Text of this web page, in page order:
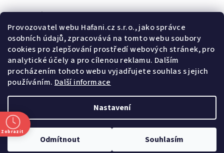
Provozovatel webu Hafani.cz s.r.o., jako správce
osobních údajů, zpracovává na tomto webu soubory
cookies pro zlepšování prostředí webových stránek, pro
analytické účely a pro cílenou reklamu. Dalším
procházením tohoto webu vyjadřujete souhlas s jejich
používáním. Další informace
Nastavení
Odmítnout Souhlasím
Odebírat newsletter
E-mail
Potvrzuji souhlas svšeobecnými obchodními podmínkami a
spodmínkami zpracovávání a ochrany osobních údajů .
Přihlásit se
Z
á
Copyright 2026
nastavení cookies
Zobrazit